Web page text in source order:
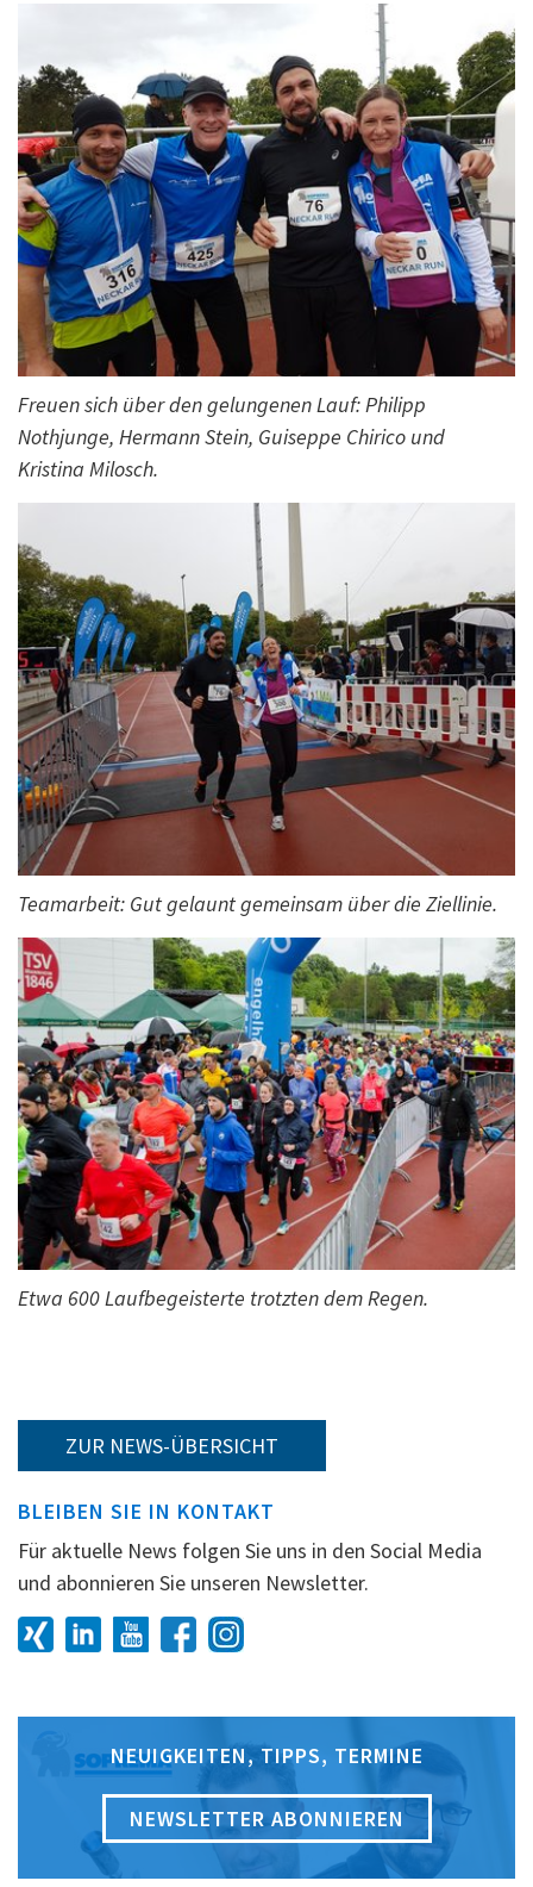
Freuen sich über den gelungenen Lauf: Philipp
Nothjunge, Hermann Stein, Guiseppe Chirico und
Kristina Milosch.
Teamarbeit: Gut gelaunt gemeinsam über die Ziellinie.
Etwa 600 Laufbegeisterte trotzten dem Regen.
ZUR NEWS-ÜBERSICHT
BLEIBEN SIE IN KONTAKT
Für aktuelle News folgen Sie uns in den Social Media
und abonnieren Sie unseren Newsletter.
NEUIGKEITEN, TIPPS, TERMINE
NEWSLETTER ABONNIEREN